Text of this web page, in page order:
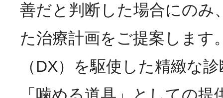
善だと判断した場合にのみ
た治療計画をご提案します
（DX）を駆使した精緻な
「噛める道具」としての